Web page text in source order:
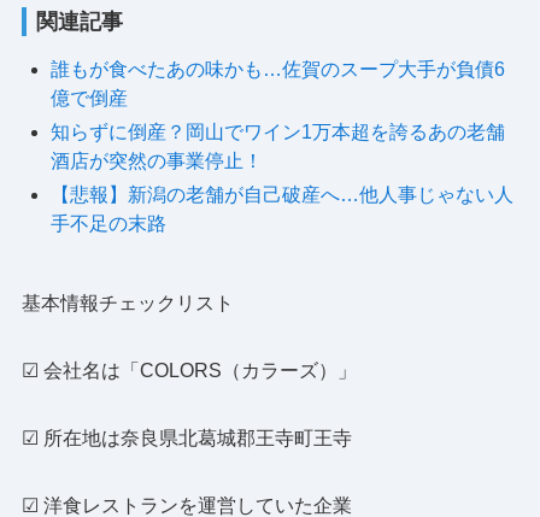
関連記事
誰もが食べたあの味かも…佐賀のスープ大手が負債6
億で倒産
知らずに倒産？岡山でワイン1万本超を誇るあの老舗
酒店が突然の事業停止！
【悲報】新潟の老舗が自己破産へ…他人事じゃない人
手不足の末路
基本情報チェックリスト
☑ 会社名は「COLORS（カラーズ）」
☑ 所在地は奈良県北葛城郡王寺町王寺
☑ 洋食レストランを運営していた企業